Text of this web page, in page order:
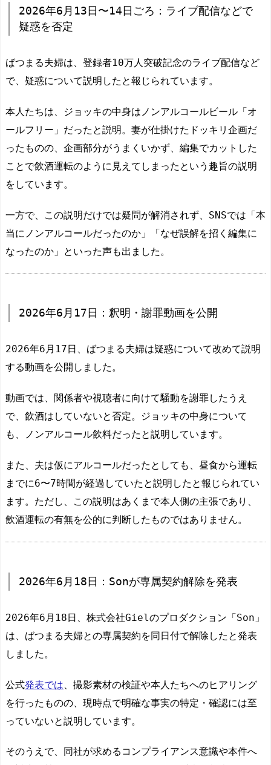
2026年6月13日〜14日ごろ：ライブ配信などで
疑惑を否定
ばつまる夫婦は、登録者10万人突破記念のライブ配信など
で、疑惑について説明したと報じられています。
本人たちは、ジョッキの中身はノンアルコールビール「オ
ールフリー」だったと説明。妻が仕掛けたドッキリ企画だ
ったものの、企画部分がうまくいかず、編集でカットした
ことで飲酒運転のように見えてしまったという趣旨の説明
をしています。
一方で、この説明だけでは疑問が解消されず、SNSでは「本
当にノンアルコールだったのか」「なぜ誤解を招く編集に
なったのか」といった声も出ました。
2026年6月17日：釈明・謝罪動画を公開
2026年6月17日、ばつまる夫婦は疑惑について改めて説明
する動画を公開しました。
動画では、関係者や視聴者に向けて騒動を謝罪したうえ
で、飲酒はしていないと否定。ジョッキの中身について
も、ノンアルコール飲料だったと説明しています。
また、夫は仮にアルコールだったとしても、昼食から運転
までに6〜7時間が経過していたと説明したと報じられてい
ます。ただし、この説明はあくまで本人側の主張であり、
飲酒運転の有無を公的に判断したものではありません。
2026年6月18日：Sonが専属契約解除を発表
2026年6月18日、株式会社Gielのプロダクション「Son」
は、ばつまる夫婦との専属契約を同日付で解除したと発表
しました。
公式発表では 、撮影素材の検証や本人たちへのヒアリング
を行ったものの、現時点で明確な事実の特定・確認には至
っていないと説明しています。
そのうえで、同社が求めるコンプライアンス意識や本件へ